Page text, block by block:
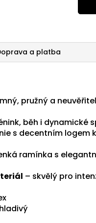
a platba
pružný a
běh i dynamické
s decentním logem
ramínka s
– skvělý pro